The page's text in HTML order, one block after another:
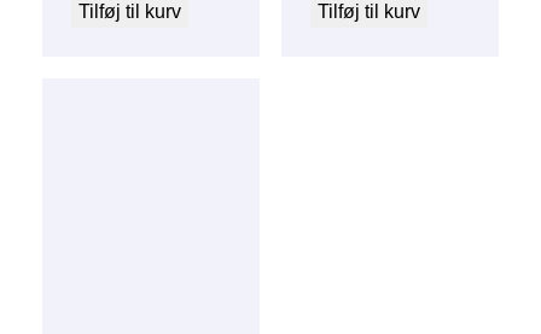
Tilføj til kurv Tilføj til kurv